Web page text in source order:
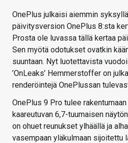
OnePlus julkaisi aiemmin
päivitysversion OnePlus 8:sta
Prosta ole luvassa tällä kertaa
Sen myötä odotukset ovatkin
suuntaan. Nyt luotettavista
’OnLeaks’ Hemmerstoffer on
renderöintejä OnePlussan
OnePlus 9 Pro tulee
kaareutuvan 6,7-tuumaisen
on ohuet reunukset ylhäällä ja
vasempaan yläkulmaan sijoitettu